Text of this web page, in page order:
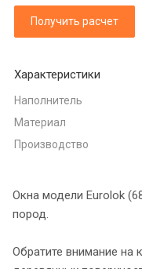
Получить расчет
Характеристики
Наполнитель
Материал
Производство
Окна модели Eurolok
пород.
Обратите внимание на